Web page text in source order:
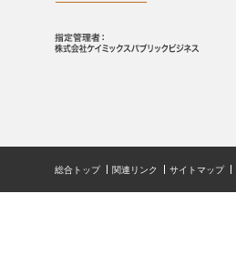
総合トップ 関連リンク サイトマップ